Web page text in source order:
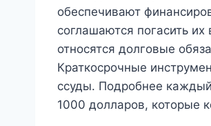
обеспечивают
соглашаются погасить
относятся долговые
Краткосрочные
ссуды. Подробнее
1000 долларов, которые